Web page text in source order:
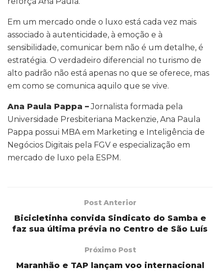
Em um mercado onde o luxo está cada vez mais
associado à autenticidade, à emoção e à
sensibilidade, comunicar bem não é um detalhe, é
estratégia. O verdadeiro diferencial no turismo de
alto padrão não está apenas no que se oferece, mas
em como se comunica aquilo que se vive.
Ana Paula Pappa –Jornalista formada pela
Universidade Presbiteriana Mackenzie, Ana Paula
Pappa possui MBA em Marketing e Inteligência de
Negócios Digitais pela FGV e especialização em
mercado de luxo pela ESPM.
Post Anterior
Bicicletinha convida Sindicato do Samba e
faz sua última prévia no Centro de São Luís
Próximo Post
Maranhão e TAP lançam voo internacional